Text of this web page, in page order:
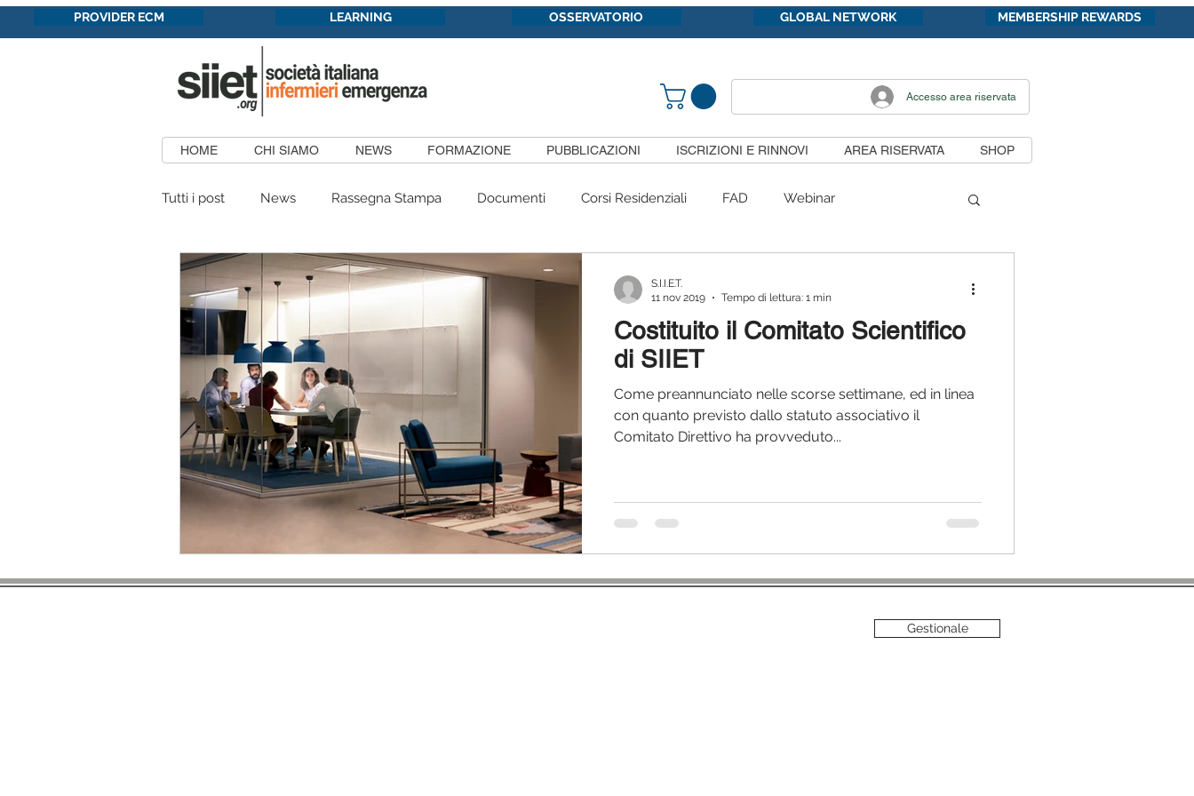
PROVIDER ECM LEARNING OSSERVATORIO GLOBAL NETWORK MEMBERSHIP REWARDS
Accesso area riservata
HOME CHI SIAMO NEWS FORMAZIONE PUBBLICAZIONI ISCRIZIONI E RINNOVI AREA RISERVATA SHOP
Tutti i post News Rassegna Stampa Documenti Corsi Residenziali FAD Webinar
Formazione in convenzione Congressi #siietpericittadini
Patrocini Concessi Aree Pubblicazioni SiietFormazione Segnalazioni Comunicazioni
Nurses'Magazine Manuali News di area
Costituito il Comitato Scientifico
di SIIET
Come preannunciato nelle scorse settimane, ed in linea
con quanto previsto dallo statuto associativo il
Comitato Direttivo ha provveduto...
S.I.I.E.T.
11 nov 2019
Tempo di lettura: 1 min
Gestionale